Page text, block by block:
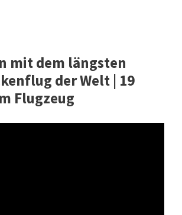
mit dem längsten
der Welt | 19
Flugzeug